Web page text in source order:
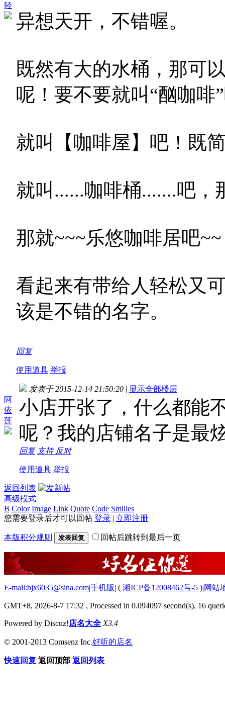
轻
异想天开，不错喔。
既然有大的水桶，那可
呢！要不要就叫“酗咖啡
就叫【咖啡屋】吧！既
就叫......咖啡桶.......吧，
那就~~~乐悠咖啡居吧~~
看起来有带给人轻松又
该是不错的名字。
回复
使用道具 举报
阿
依
莲
发表于 2015-12-14 21:50:20 | 显示全部楼层
小店开张了，什么都能
呢？我的店铺名子是最
回复 支持 反对
使用道具 举报
返回列表
高级模式
B Color Image Link Quote Code Smilies
您需要登录后才可以回帖 登录 | 立即注册
本版积分规则 发表回复 回帖后跳转到最后一页
E-mail:bjx6035@sina.com|手机版| ( 湘ICP备12008462号-5 )|网站
GMT+8, 2026-8-7 17:32 , Processed in 0.094097 second(s), 16
Powered by Discuz!店名大全 X3.4
© 2001-2013 Comsenz Inc.好听的店名
快速回复 返回顶部 返回列表